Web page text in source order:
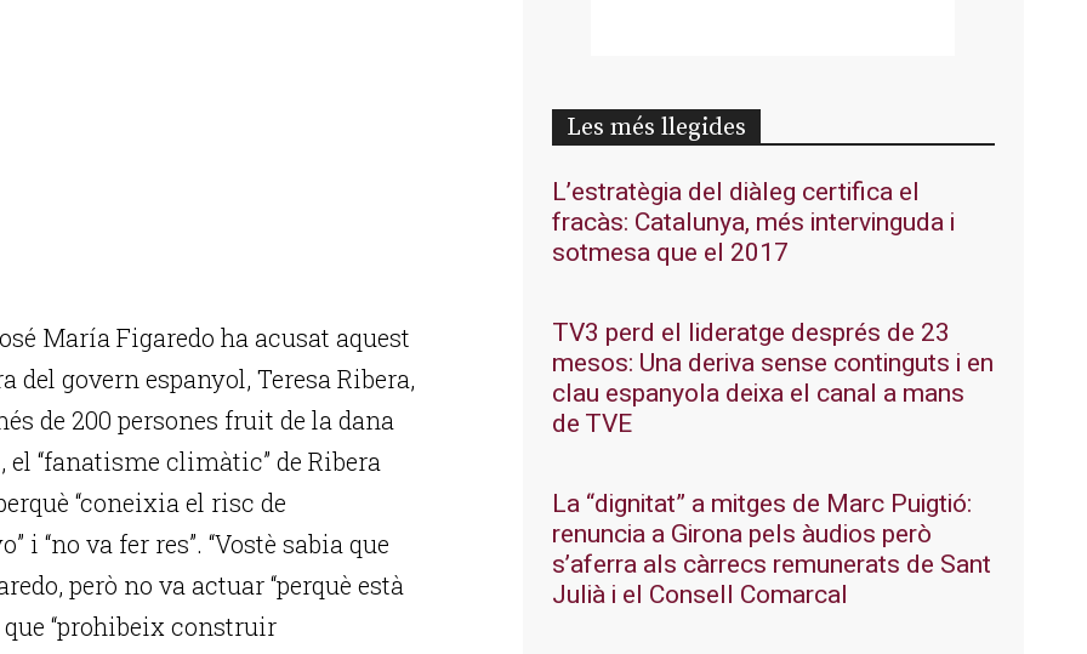
María Figaredo ha acusat aquest
govern espanyol, Teresa Ribera,
de 200 persones fruit de la dana
“fanatisme climàtic” de Ribera
“coneixia el risc de
i “no va fer res”. “Vostè sabia que
però no va actuar “perquè està
“prohibeix construir
Les més llegides
L’estratègia del diàleg certifica el
fracàs: Catalunya, més intervinguda i
sotmesa que el 2017
TV3 perd el lideratge després de 23
mesos: Una deriva sense continguts i en
clau espanyola deixa el canal a mans
de TVE
La “dignitat” a mitges de Marc Puigtió:
renuncia a Girona pels àudios però
s’aferra als càrrecs remunerats de Sant
Julià i el Consell Comarcal